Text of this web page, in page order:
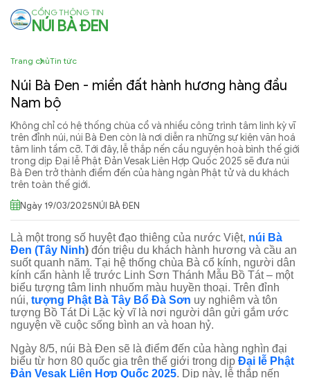
CỔNG THÔNG TIN
NÚI BÀ ĐEN
Trang chủTin tức
Núi Bà Đen - miền đất hành hương hàng đầu
Nam bộ
Không chỉ có hệ thống chùa cổ và nhiều công trình tâm linh kỳ vĩ
trên đỉnh núi, núi Bà Đen còn là nơi diễn ra những sự kiện văn hoá
tâm linh tầm cỡ. Tới đây, lễ thắp nến cầu nguyện hoà bình thế giới
trong dịp Đại lễ Phật Đản Vesak Liên Hợp Quốc 2025 sẽ đưa núi
Bà Đen trở thành điểm đến của hàng ngàn Phật tử và du khách
trên toàn thế giới.
Ngày 19/03/2025NÚI BÀ ĐEN
Là một trong số huyệt đạo thiêng của nước Việt, núi Bà
Đen (Tây Ninh) đón triệu du khách hành hương và cầu an
suốt quanh năm. Tại hệ thống chùa Bà cổ kính, người dân
kính cẩn hành lễ trước Linh Sơn Thánh Mẫu Bồ Tát – một
biểu tượng tâm linh nhuốm màu huyền thoại. Trên đỉnh
núi, tượng Phật Bà Tây Bổ Đà Sơn uy nghiêm và tôn
tượng Bồ Tát Di Lặc kỳ vĩ là nơi người dân gửi gắm ước
nguyện về cuộc sống bình an và hoan hỷ.
Ngày 8/5, núi Bà Đen sẽ là điểm đến của hàng nghìn đại
biểu từ hơn 80 quốc gia trên thế giới trong dịp Đại lễ Phật
Đản Vesak Liên Hợp Quốc 2025. Dịp này, lễ thắp nến